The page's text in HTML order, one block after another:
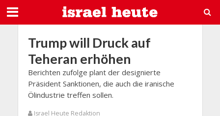
Trump will Druck auf
Teheran erhöhen
Berichten zufolge plant der designierte
Präsident Sanktionen, die auch die iranische
Ölindustrie treffen sollen.
Israel Heute Redaktion